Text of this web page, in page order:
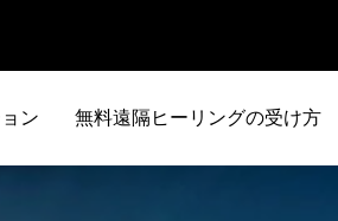
ン 無料遠隔ヒーリングの受け方